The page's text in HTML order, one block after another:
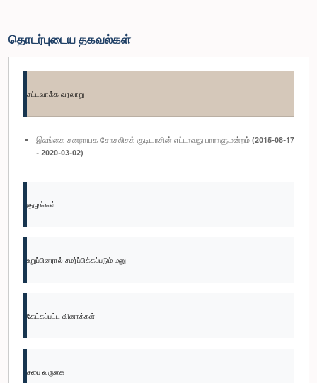
தொடர்புடைய தகவல்கள்
சட்டவாக்க வரலாறு
இலங்கை சனநாயக சோசலிசக் குடியரசின் எட்டாவது பாராளுமன்றம் (2015-08-17
- 2020-03-02)
குழுக்கள்
உறுப்பினரால் சமர்ப்பிக்கப்படும் மனு
கேட்கப்பட்ட வினாக்கள்
சபை வருகை